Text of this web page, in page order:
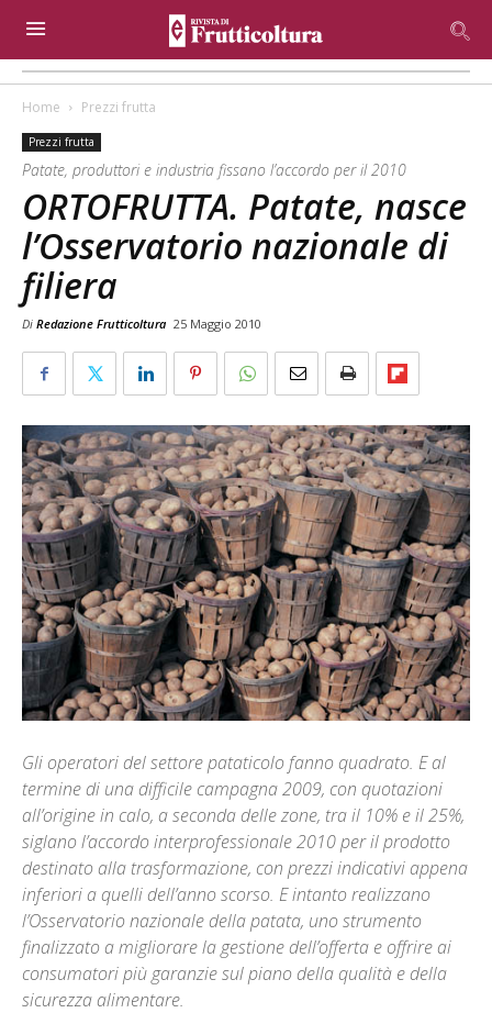
Home Prezzi frutta
Prezzi frutta
Patate, produttori e industria fissano l’accordo per il 2010
ORTOFRUTTA. Patate, nasce
l’Osservatorio nazionale di
filiera
Di Redazione Frutticoltura 25 Maggio 2010
Gli operatori del settore pataticolo fanno quadrato. E al
termine di una difficile campagna 2009, con quotazioni
all’origine in calo, a seconda delle zone, tra il 10% e il 25%,
siglano l’accordo interprofessionale 2010 per il prodotto
destinato alla trasformazione, con prezzi indicativi appena
inferiori a quelli dell’anno scorso. E intanto realizzano
l’Osservatorio nazionale della patata, uno strumento
finalizzato a migliorare la gestione dell’offerta e offrire ai
consumatori più garanzie sul piano della qualità e della
sicurezza alimentare.